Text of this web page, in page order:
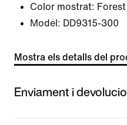
Color mostrat:
Model: DD9315-300
Mostra els detalls del
Enviament i